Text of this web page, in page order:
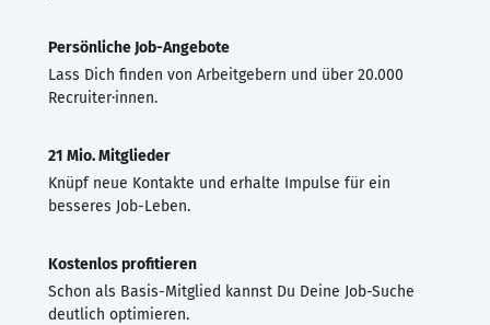
Persönliche Job-Angebote
Lass Dich finden von Arbeitgebern und über 20.000
Recruiter·innen.
21 Mio. Mitglieder
Knüpf neue Kontakte und erhalte Impulse für ein
besseres Job-Leben.
Kostenlos profitieren
Schon als Basis-Mitglied kannst Du Deine Job-Suche
deutlich optimieren.